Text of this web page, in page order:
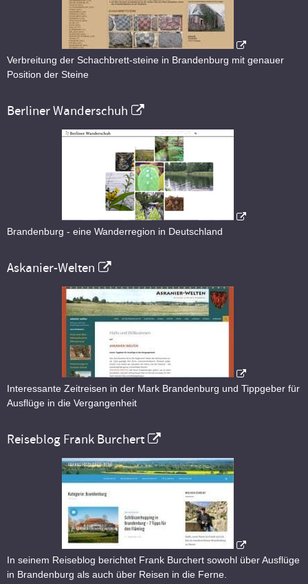
Verbreitung der Schachbrett-steine in Brandenburg mit genauer
Position der Steine
Berliner Wanderschuh
Brandenburg - eine Wanderregion in Deutschland
Askanier-Welten
Interessante Zeitreisen in der Mark Brandenburg und Tippgeber für
Ausflüge in die Vergangenheit
Reiseblog Frank Burchert
In seinem Reiseblog berichtet Frank Burchert sowohl über Ausflüge
in Brandenburg als auch über Reisen in die Ferne.